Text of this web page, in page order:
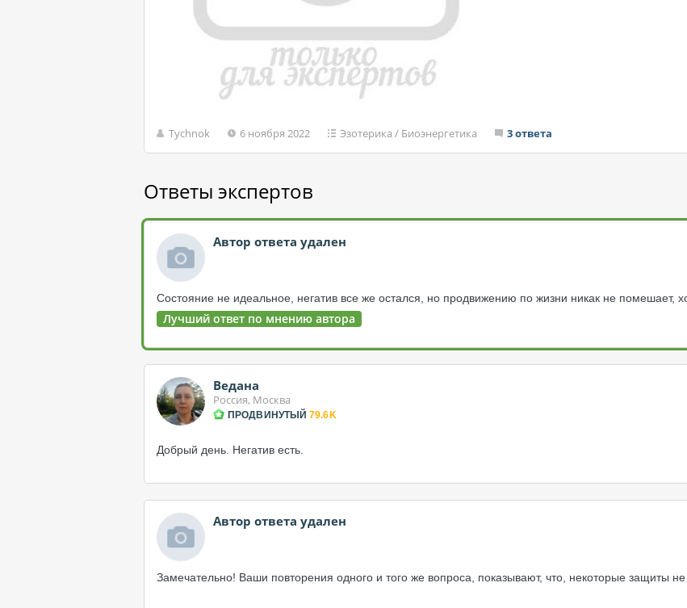
Tychnok 6 ноября 2022 Эзотерика / Биоэнергетика 3 ответа
Ответы экспертов
Автор ответа удален
Состояние не идеальное, негатив все же остался, но продвижению по жизни никак не помешает,
Лучший ответ по мнению автора
Ведана
Россия, Москва
ПРОДВИНУТЫЙ 79.6K
Добрый день. Негатив есть.
Автор ответа удален
Замечательно! Ваши повторения одного и того же вопроса, показывают, что, некоторые защиты